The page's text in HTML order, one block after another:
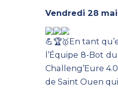
Vendredi 28
En tant
l’Équipe 8-Bot
Challeng’Eure 4.0
de Saint Ouen